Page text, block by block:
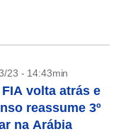
23 - 14:43min
FIA volta atrás e
reassume 3º
na Arábia